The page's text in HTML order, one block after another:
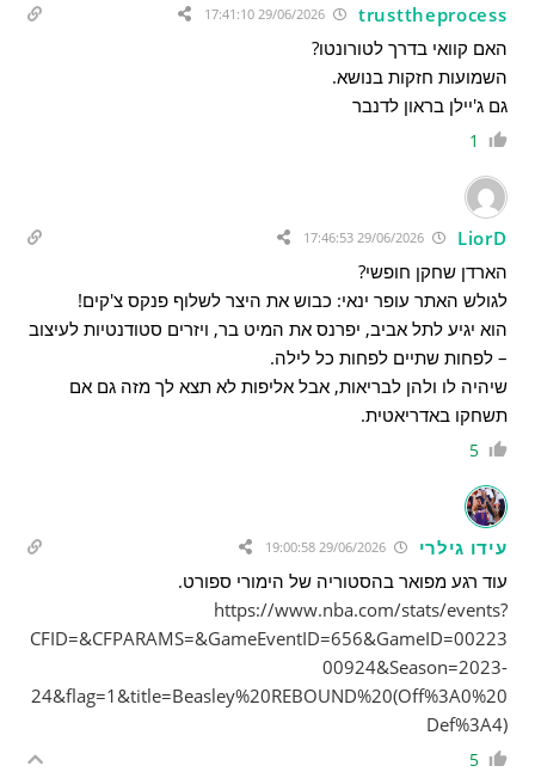
trusttheprocess
האם קוואי בדרך לטורונטו?
השמועות חזקות בנושא.
גם ג'יילן בראון לדנבר
1
LiorD
הארדן שחקן חופשי?
לגולש האתר עופר ינאי: כבוש את היצר לשלוף פנקס צ'קים!
הוא יגיע לתל אביב, יפרנס את המיט בר, ויזרים סטודנטיות לעיצוב
– לפחות שתיים לפחות כל לילה.
שיהיה לו ולהן לבריאות,אבל אליפות לא תצא לך מזה גם אם
תשחקו באדריאטית.
5
עידו גילרי 29/06/2026 19:00:58
עוד רגע מפואר בהסטוריה של הימורי ספורט.
https://www.nba.com/stats/events?
CFID=&CFPARAMS=&GameEventID=656&GameID=00223
00924&Season=2023-
24&flag=1&title=Beasley%20REBOUND%20(Off%3A0%20
Def%3A4)
5